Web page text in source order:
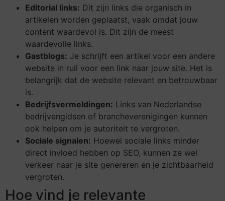
Editorial links: Dit zijn links die organisch in
artikelen worden geplaatst, vaak omdat jouw
content waardevol is. Dit zijn de meest
waardevolle links.
Gastblogs: Je schrijft een artikel voor een andere
website in ruil voor een link naar jouw site. Het is
belangrijk dat de website relevant en betrouwbaar
is.
Bedrijfsvermeldingen: Links van Nederlandse
bedrijvengidsen of brancheverenigingen kunnen
ook helpen om je autoriteit te vergroten.
Sociale signalen: Hoewel sociale links minder
direct invloed hebben op SEO, kunnen ze wel
verkeer naar je site genereren en je zichtbaarheid
vergroten.
Hoe vind je relevante